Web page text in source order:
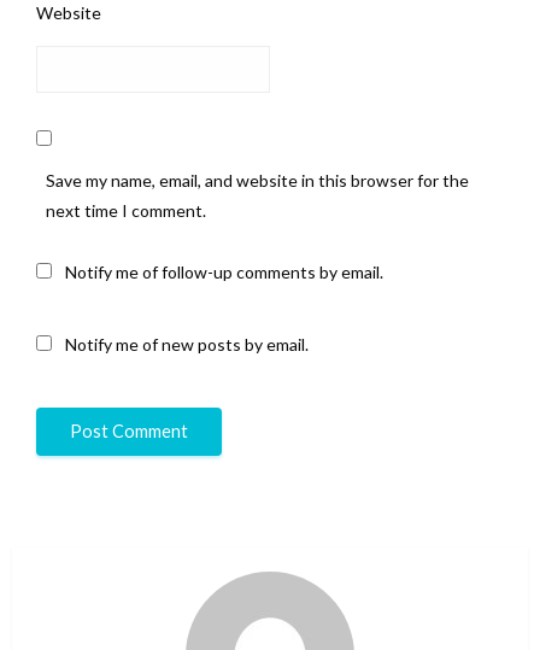
Website
Save my name, email, and website in this browser for the
next time I comment.
Notify me of follow-up comments by email.
Notify me of new posts by email.